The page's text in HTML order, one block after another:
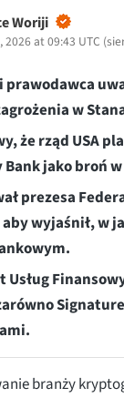
Woriji
2026 at 09:43 UTC (
w
że rząd USA
Bank jako broń
prezesa
wyjaśnił, w
branży